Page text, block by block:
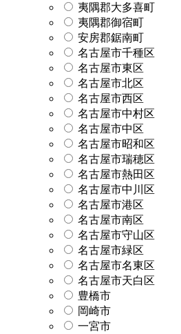
夷隅郡大多喜町
夷隅郡御宿町
安房郡鋸南町
名古屋市千種区
名古屋市東区
名古屋市北区
名古屋市西区
名古屋市中村区
名古屋市中区
名古屋市昭和区
名古屋市瑞穂区
名古屋市熱田区
名古屋市中川区
名古屋市港区
名古屋市南区
名古屋市守山区
名古屋市緑区
名古屋市名東区
名古屋市天白区
豊橋市
岡崎市
一宮市